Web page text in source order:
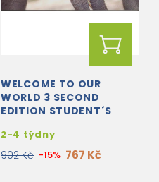
WELCOME TO OUR
WORLD 3 SECOND
EDITION STUDENT´S
PRACTICE
2-4 týdny
902 Kč -15% 767 Kč